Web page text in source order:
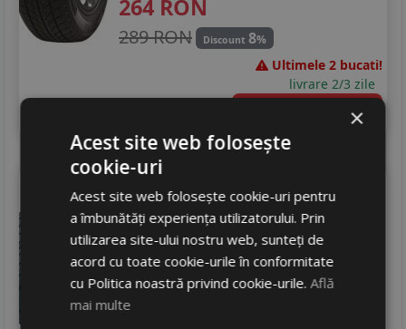
215/50R17
215/55R17
225/45R17
225/50R17
225/55R17
205/40R18
215/45R18
264 RON
289 RON Discount 8%
Ultimele 2 bucati!
livrare 2/3 zile
Adauga in cos
Turisme
Consum E
Aderenta D
Zgomot A 68 dB
276
×
Acest site web folosește
cookie-uri
Acest site web folosește cookie-uri pentru
a îmbunătăți experiența utilizatorului. Prin
utilizarea site-ului nostru web, sunteți de
acord cu toate cookie-urile în conformitate
cu Politica noastră privind cookie-urile.Află
mai multe